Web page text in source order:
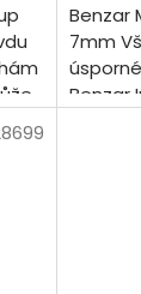
Benzar
7mm
Benzar